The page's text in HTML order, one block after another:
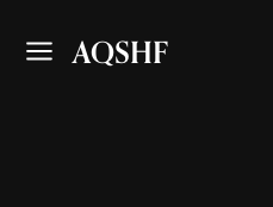
AQSHF